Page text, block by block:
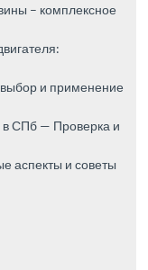
– комплексное
и применение
в СПб — Проверка и
аспекты и советы